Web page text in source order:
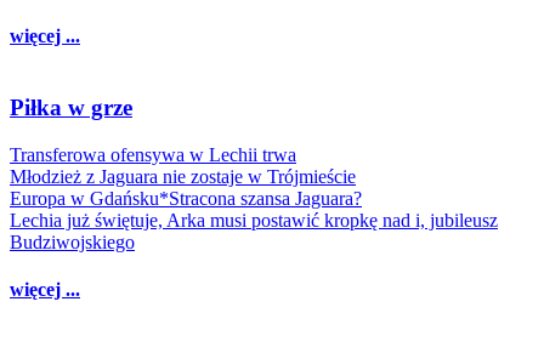
więcej ...
Piłka w grze
Transferowa ofensywa w Lechii trwa
Młodzież z Jaguara nie zostaje w Trójmieście
Europa w Gdańsku*Stracona szansa Jaguara?
Lechia już świętuje, Arka musi postawić kropkę nad i, jubileusz
Budziwojskiego
więcej ...